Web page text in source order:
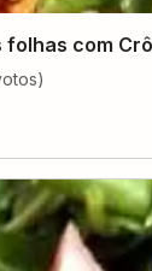
folhas com
s)